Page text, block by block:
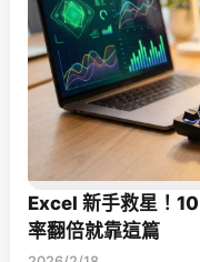
Excel 新手救星！
率翻倍就靠這篇